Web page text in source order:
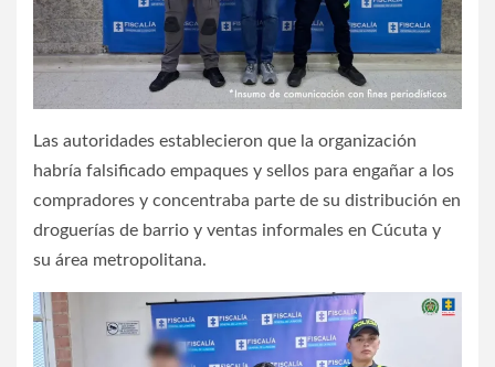
Las autoridades establecieron que la organización
habría falsificado empaques y sellos para engañar a los
compradores y concentraba parte de su distribución en
droguerías de barrio y ventas informales en Cúcuta y
su área metropolitana.